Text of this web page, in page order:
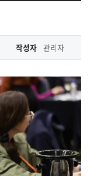
작성자 관리자